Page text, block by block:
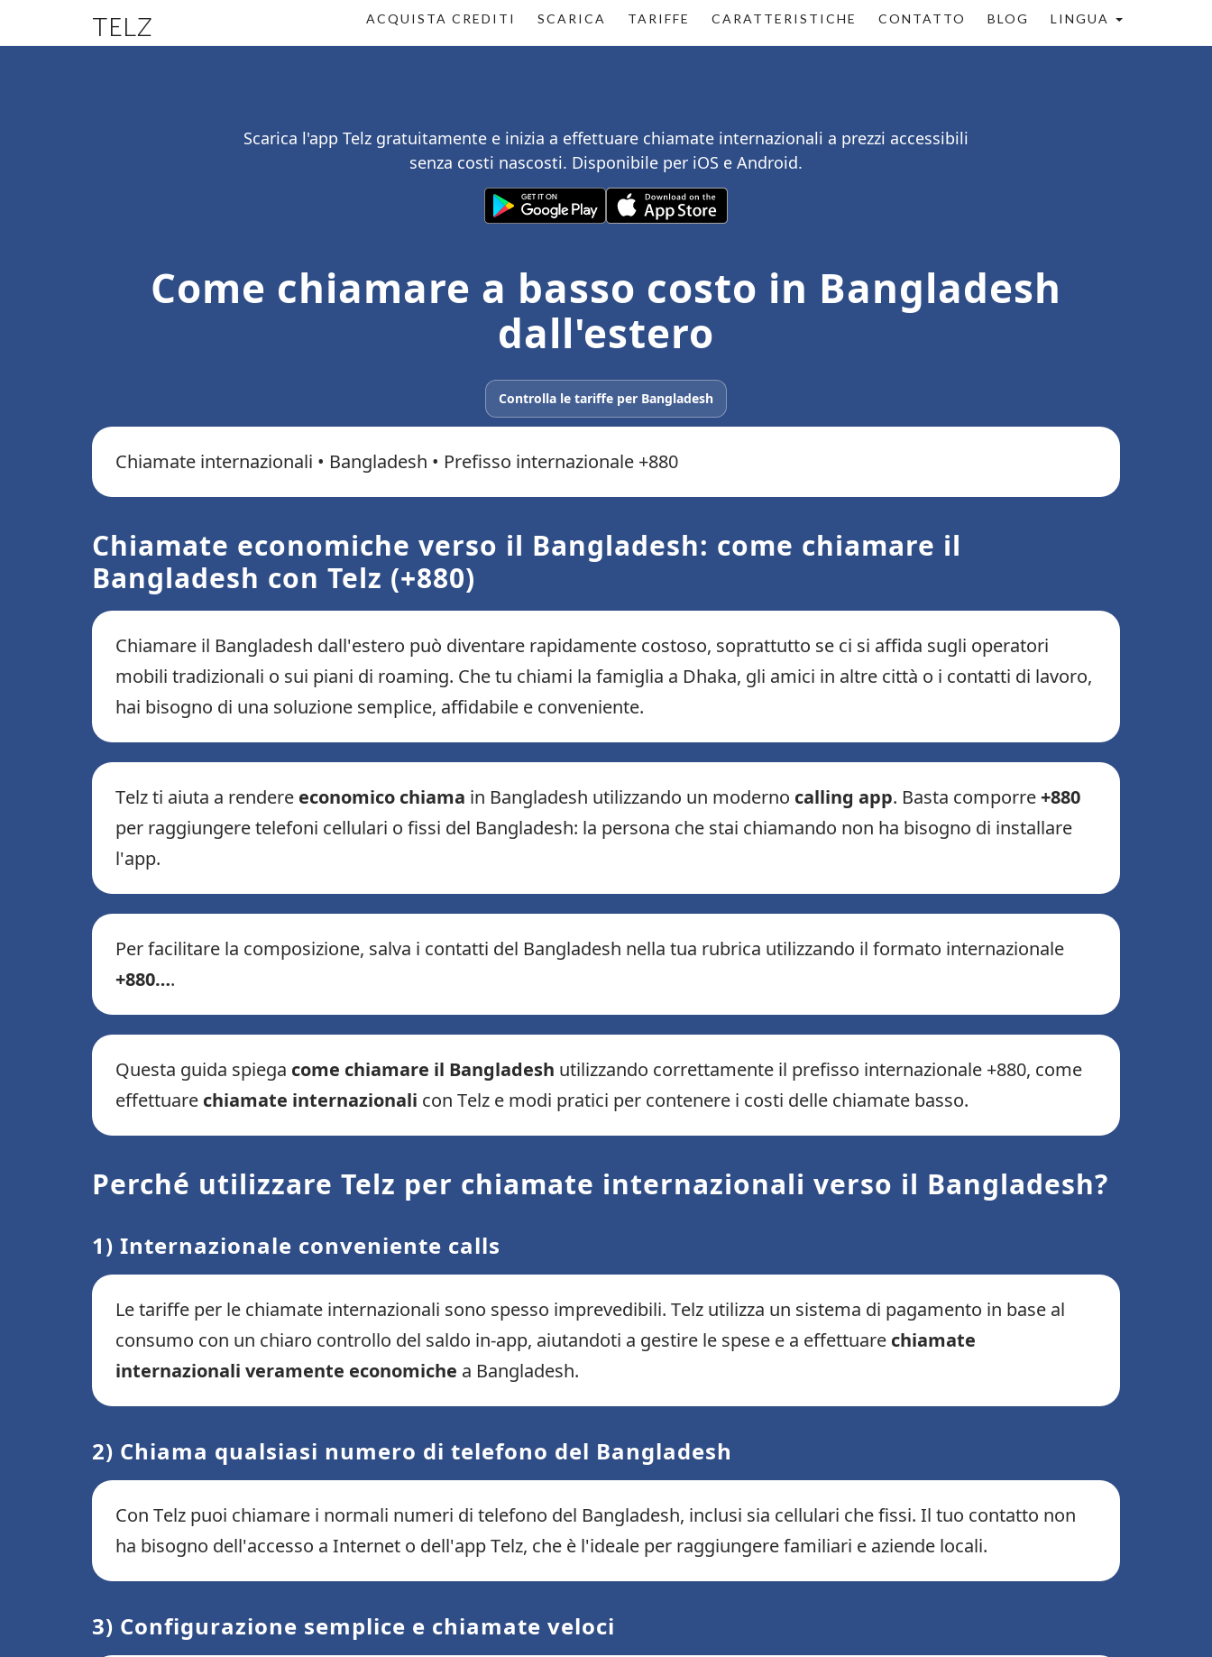
TELZ ACQUISTA CREDITI SCARICA TARIFFE CARATTERISTICHE CONTATTO BLOG LINGUA
Scarica l'app Telz gratuitamente e inizia a effettuare chiamate internazionali a prezzi accessibili
senza costi nascosti. Disponibile per iOS e Android.
Come chiamare a basso costo in Bangladesh
dall'estero
Controlla le tariffe per Bangladesh
Chiamate internazionali • Bangladesh • Prefisso internazionale +880
Chiamate economiche verso il Bangladesh: come chiamare il
Bangladesh con Telz (+880)
Chiamare il Bangladesh dall'estero può diventare rapidamente costoso, soprattutto se ci si affida sugli operatori
mobili tradizionali o sui piani di roaming. Che tu chiami la famiglia a Dhaka, gli amici in altre città o i contatti di lavoro,
hai bisogno di una soluzione semplice, affidabile e conveniente.
Telz ti aiuta a rendere economico chiama in Bangladesh utilizzando un moderno calling app. Basta comporre+880
per raggiungere telefoni cellulari o fissi del Bangladesh: la persona che stai chiamando non ha bisogno di installare
l'app.
Per facilitare la composizione, salva i contatti del Bangladesh nella tua rubrica utilizzando il formato internazionale
+880….
Questa guida spiega come chiamare il Bangladesh utilizzando correttamente il prefisso internazionale +880, come
effettuare chiamate internazionali con Telz e modi pratici per contenere i costi delle chiamate basso.
Perché utilizzare Telz per chiamate internazionali verso il Bangladesh?
1) Internazionale conveniente calls
Le tariffe per le chiamate internazionali sono spesso imprevedibili. Telz utilizza un sistema di pagamento in base al
consumo con un chiaro controllo del saldo in-app, aiutandoti a gestire le spese e a effettuare chiamate
internazionali veramente economiche a Bangladesh.
2) Chiama qualsiasi numero di telefono del Bangladesh
Con Telz puoi chiamare i normali numeri di telefono del Bangladesh, inclusi sia cellulari che fissi. Il tuo contatto non
ha bisogno dell'accesso a Internet o dell'app Telz, che è l'ideale per raggiungere familiari e aziende locali.
3) Configurazione semplice e chiamate veloci